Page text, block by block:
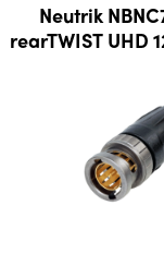
Neutrik
rearTWIST UHD